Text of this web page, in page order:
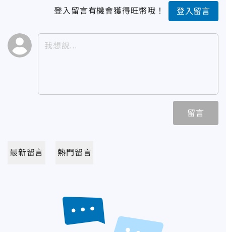
登入留言有機會獲得旺幣哦！ 登入留言
留言
最新留言 熱門留言